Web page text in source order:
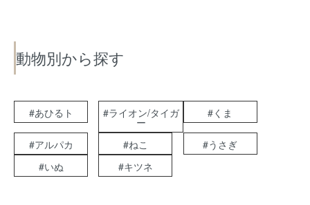
動物別から探す
#あひるト #ライオン/タイガ
ー
#くま
#アルパカ #ねこ
#うさぎ
#いぬ
#キツネ